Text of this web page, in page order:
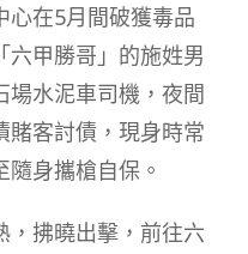
心在5月間破獲毒品
六甲勝哥」的施姓男
場水泥車司機，夜間
賭客討債，現身時常
身攜槍自保。
，拂曉出擊，前往六